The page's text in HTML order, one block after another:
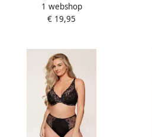
Slip
1 webshop
€ 19,95